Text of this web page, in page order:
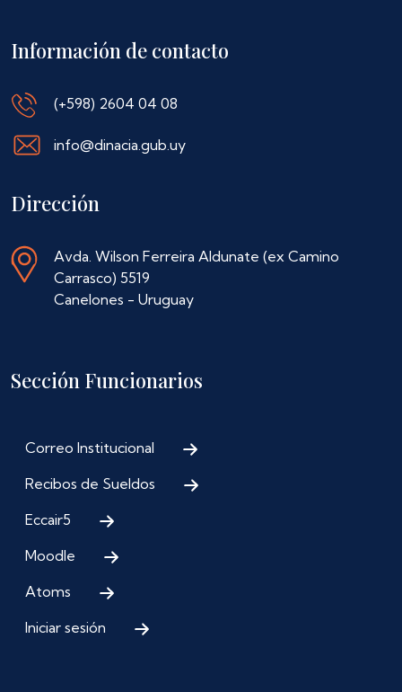
Información de contacto
(+598) 2604 04 08
info@dinacia.gub.uy
Dirección
Avda. Wilson Ferreira Aldunate (ex Camino
Carrasco) 5519
Canelones - Uruguay
Sección Funcionarios
Correo Institucional
Recibos de Sueldos
Eccair5
Moodle
Atoms
Iniciar sesión